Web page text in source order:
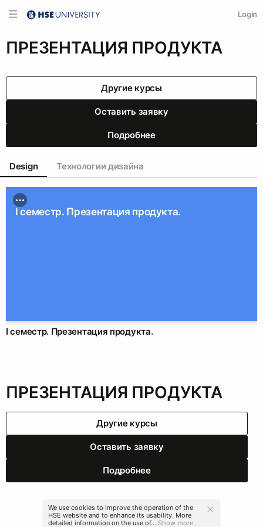
Login
ПРЕЗЕНТАЦИЯ ПРОДУКТА
Другие курсы
Оставить заявку
Подробнее
Design Технологии дизайна
I семестр. Презентация продукта.
I семестр. Презентация продукта.
ПРЕЗЕНТАЦИЯ ПРОДУКТА
Другие курсы
Оставить заявку
Подробнее
We use cookies to improve the operation of the
HSE website and to enhance its usability. More
detailed information on the use of... Show more